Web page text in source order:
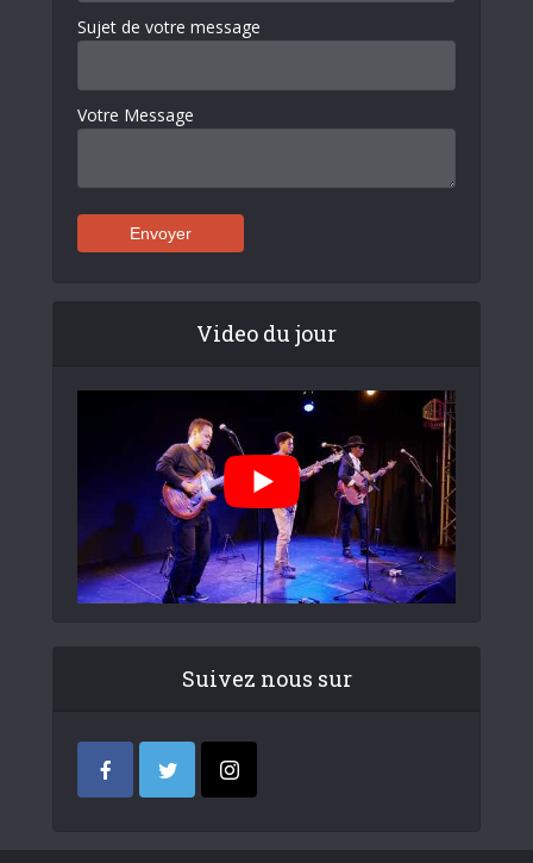
Sujet de votre message
Votre Message
Video du jour
Suivez nous sur